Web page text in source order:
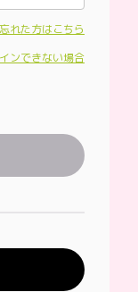
れた方はこちら
ンできない場合